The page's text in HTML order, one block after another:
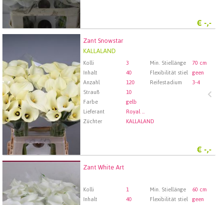
€ -,-
Zant Snowstar
KALLALAND
Kolli 3 Min. Stiellänge
70 cm
Inhalt
40 Flexibilität stiel
geen
Anzahl
120 Reifestadium
3-4
Strauß
10
Farbe
gelb
Lieferant
Royal FloraHolland Aalsmeer
Züchter
KALLALAND
€ -,-
Wählen Sie zuerst ein Abfartdatum.
Zant White Art
Kolli 1 Min. Stiellänge
60 cm
Inhalt
40 Flexibilität stiel
geen
Wählen Sie zuerst ein Abfartdatum.